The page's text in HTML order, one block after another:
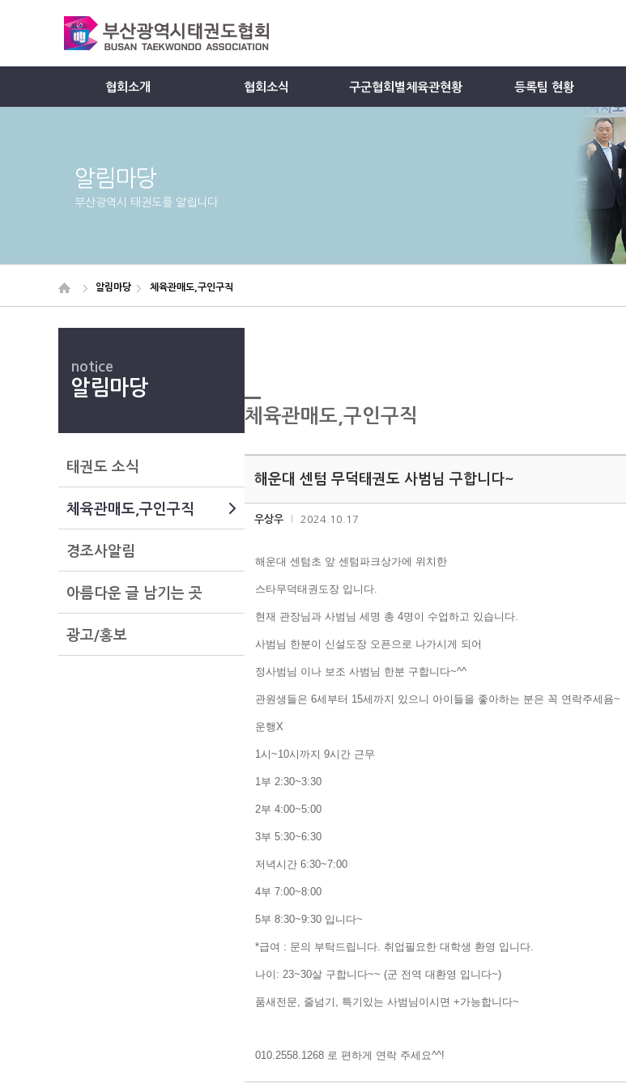
협회소개 협회소식 구군협회별체육관현황 등록팀 현황
알림마당
부산광역시 태권도를 알립니다
알림마당 체육관매도,구인구직
notice
알림마당
태권도 소식
체육관매도,구인구직
경조사알림
아름다운 글 남기는 곳
광고/홍보
체육관매도,구인구직
해운대 센텀 무덕태권도 사범님 구합니다~
우상우 2024.10.17
해운대 센텀초 앞 센텀파크상가에 위치한
스타무덕태권도장 입니다.
현재 관장님과 사범님 세명 총 4명이 수업하고 있습니다.
사범님 한분이 신설도장 오픈으로 나가시게 되어
정사범님 이나 보조 사범님 한분 구합니다~^^
관원생들은 6세부터 15세까지 있으니 아이들을 좋아하는 분은 꼭 연락주세욤~
운행X
1시~10시까지 9시간 근무
1부 2:30~3:30
2부 4:00~5:00
3부 5:30~6:30
저녁시간 6:30~7:00
4부 7:00~8:00
5부 8:30~9:30 입니다~
*급여 : 문의 부탁드립니다. 취업필요한 대학생 환영 입니다.
나이: 23~30살 구합니다~~ (군 전역 대환영 입니다~)
품새전문, 줄넘기, 특기있는 사범님이시면 +가능합니다~
010.2558.1268 로 편하게 연락 주세요^^!